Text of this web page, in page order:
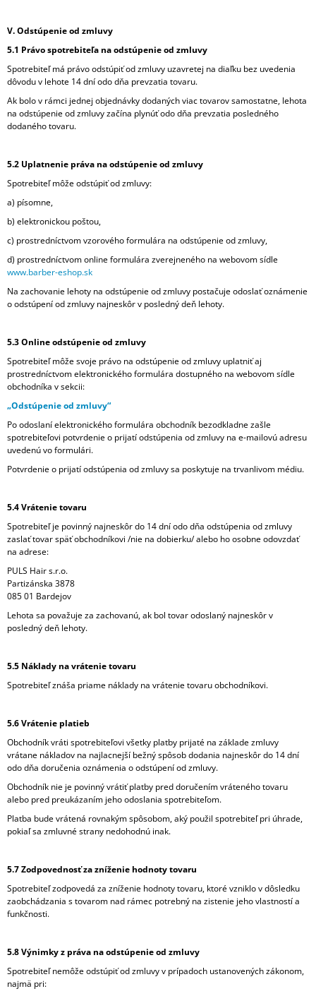
V. Odstúpenie od zmluvy
5.1 Právo spotrebiteľa na odstúpenie od zmluvy
Spotrebiteľ má právo odstúpiť od zmluvy uzavretej na diaľku bez uvedenia
dôvodu v lehote 14 dní odo dňa prevzatia tovaru.
Ak bolo v rámci jednej objednávky dodaných viac tovarov samostatne, lehota
na odstúpenie od zmluvy začína plynúť odo dňa prevzatia posledného
dodaného tovaru.
5.2 Uplatnenie práva na odstúpenie od zmluvy
Spotrebiteľ môže odstúpiť od zmluvy:
a) písomne,
b) elektronickou poštou,
c) prostredníctvom vzorového formulára na odstúpenie od zmluvy,
d) prostredníctvom online formulára zverejneného na webovom sídle
www.barber-eshop.sk
Na zachovanie lehoty na odstúpenie od zmluvy postačuje odoslať oznámenie
o odstúpení od zmluvy najneskôr v posledný deň lehoty.
5.3 Online odstúpenie od zmluvy
Spotrebiteľ môže svoje právo na odstúpenie od zmluvy uplatniť aj
prostredníctvom elektronického formulára dostupného na webovom sídle
obchodníka v sekcii:
„Odstúpenie od zmluvy“
Po odoslaní elektronického formulára obchodník bezodkladne zašle
spotrebiteľovi potvrdenie o prijatí odstúpenia od zmluvy na e-mailovú adresu
uvedenú vo formulári.
Potvrdenie o prijatí odstúpenia od zmluvy sa poskytuje na trvanlivom médiu.
5.4 Vrátenie tovaru
Spotrebiteľ je povinný najneskôr do 14 dní odo dňa odstúpenia od zmluvy
zaslať tovar späť obchodníkovi /nie na dobierku/ alebo ho osobne odovzdať
na adrese:
PULS Hair s.r.o.
Partizánska 3878
085 01 Bardejov
Lehota sa považuje za zachovanú, ak bol tovar odoslaný najneskôr v
posledný deň lehoty.
5.5 Náklady na vrátenie tovaru
Spotrebiteľ znáša priame náklady na vrátenie tovaru obchodníkovi.
5.6 Vrátenie platieb
Obchodník vráti spotrebiteľovi všetky platby prijaté na základe zmluvy
vrátane nákladov na najlacnejší bežný spôsob dodania najneskôr do 14 dní
odo dňa doručenia oznámenia o odstúpení od zmluvy.
Obchodník nie je povinný vrátiť platby pred doručením vráteného tovaru
alebo pred preukázaním jeho odoslania spotrebiteľom.
Platba bude vrátená rovnakým spôsobom, aký použil spotrebiteľ pri úhrade,
pokiaľ sa zmluvné strany nedohodnú inak.
5.7 Zodpovednosť za zníženie hodnoty tovaru
Spotrebiteľ zodpovedá za zníženie hodnoty tovaru, ktoré vzniklo v dôsledku
zaobchádzania s tovarom nad rámec potrebný na zistenie jeho vlastností a
funkčnosti.
5.8 Výnimky z práva na odstúpenie od zmluvy
Spotrebiteľ nemôže odstúpiť od zmluvy v prípadoch ustanovených zákonom,
najmä pri: